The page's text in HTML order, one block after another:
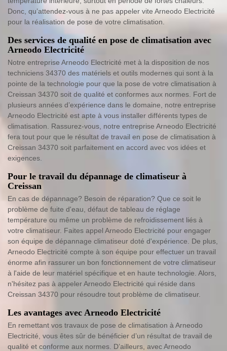
Donc, qu’attendez-vous à ne pas appeler vite Arneodo Electricité
pour la réalisation de pose de votre climatisation.
Des services de qualité en pose de climatisation avec
Arneodo Electricité
Notre entreprise Arneodo Electricité met à la disposition de nos
techniciens 34370 des matériels et outils modernes qui sont à la
pointe de la technologie pour que la pose de votre climatisation à
Creissan 34370 soit de qualité et conformes aux normes. Fort de
plusieurs années d’expérience dans le domaine, notre entreprise
Arneodo Electricité est apte à vous installer différents types de
climatisation. Rassurez-vous, notre entreprise Arneodo Electricité
fera tout pour que le résultat de travail en pose de climatisation à
Creissan 34370 soit parfaitement en accord avec vos idées et
exigences.
Pour le travail du dépannage de climatiseur à
Creissan
En cas de dépannage? Besoin de réparation? Que ce soit le
problème de fuite d'eau, défaut de tableau de réglage
température ou même un problème de refroidissement liés à
votre climatiseur. Faites appel Arneodo Electricité pour engager
son équipe de dépannage climatiseur doté d'expérience. De plus,
Arneodo Electricité compte à son équipe pour effectuer un travail
énorme afin rassurer un bon fonctionnement de votre climatiseur
à l'aide de leur matériel spécifique et en haute technologie. Alors,
n'hésitez pas à appeler Arneodo Electricité qui réside dans
Creissan 34370 pour résoudre tout problème de climatiseur.
Les avantages avec Arneodo Electricité
En remettant vos travaux de pose de climatisation à Arneodo
Electricité, vous êtes sûr de bénéficier d’un résultat de travail de
qualité et conforme aux normes. D’ailleurs, avec Arneodo